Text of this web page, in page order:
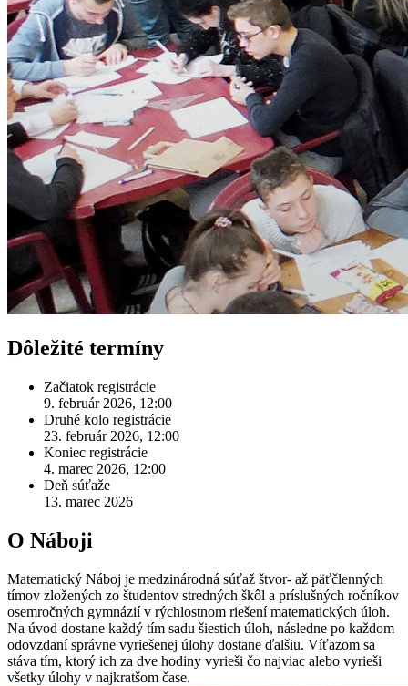
Dôležité termíny
Začiatok registrácie
9. február 2026, 12:00
Druhé kolo registrácie
23. február 2026, 12:00
Koniec registrácie
4. marec 2026, 12:00
Deň súťaže
13. marec 2026
O Náboji
Matematický Náboj je medzinárodná súťaž štvor- až päťčlenných
tímov zložených zo študentov stredných škôl a príslušných ročníkov
osemročných gymnázií v rýchlostnom riešení matematických úloh.
Na úvod dostane každý tím sadu šiestich úloh, následne po každom
odovzdaní správne vyriešenej úlohy dostane ďalšiu. Víťazom sa
stáva tím, ktorý ich za dve hodiny vyrieši čo najviac alebo vyrieši
všetky úlohy v najkratšom čase.